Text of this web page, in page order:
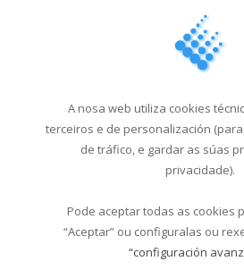
A nosa web utiliza cookies
terceiros e de personalización
de tráfico, e gardar as súas
privacidade).
Pode aceptar todas as cookies
“Aceptar” ou configuralas ou
“configuración